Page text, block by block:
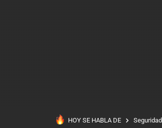
HOY SE HABLA DE Seguridad